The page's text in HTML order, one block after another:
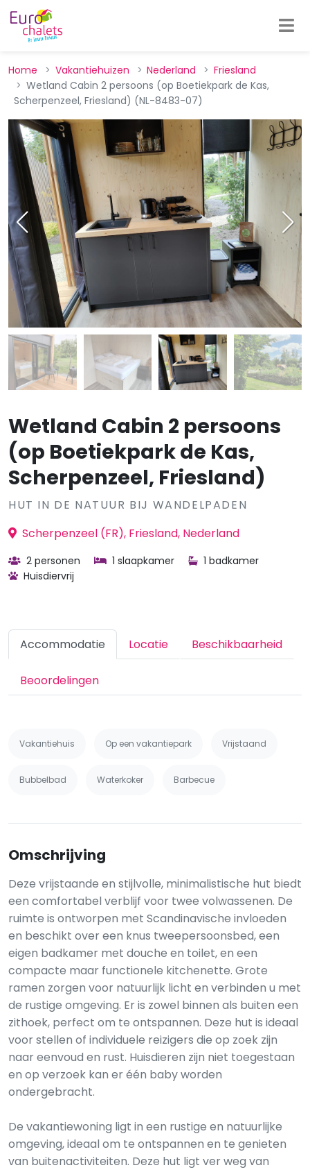
Home Vakantiehuizen Nederland
Friesland
Wetland Cabin 2 persoons (op Boetiekpark de Kas,
Scherpenzeel, Friesland) (NL-8483-07)
Wetland Cabin 2 persoons
(op Boetiekpark de Kas,
Scherpenzeel, Friesland)
HUT IN DE NATUUR BIJ WANDELPADEN
Scherpenzeel (FR), Friesland, Nederland
2 personen 1 slaapkamer
1 badkamer
Huisdiervrij
Accommodatie Locatie Beschikbaarheid
Beoordelingen
Vakantiehuis Op een vakantiepark Vrijstaand
Bubbelbad Waterkoker Barbecue
Omschrijving
Deze vrijstaande en stijlvolle, minimalistische hut biedt
een comfortabel verblijf voor twee volwassenen. De
ruimte is ontworpen met Scandinavische invloeden
en beschikt over een knus tweepersoonsbed, een
eigen badkamer met douche en toilet, en een
compacte maar functionele kitchenette. Grote
ramen zorgen voor natuurlijk licht en verbinden u met
de rustige omgeving. Er is zowel binnen als buiten een
zithoek, perfect om te ontspannen. Deze hut is ideaal
voor stellen of individuele reizigers die op zoek zijn
naar eenvoud en rust. Huisdieren zijn niet toegestaan
en op verzoek kan er één baby worden
ondergebracht.
De vakantiewoning ligt in een rustige en natuurlijke
omgeving, ideaal om te ontspannen en te genieten
van buitenactiviteiten. Deze hut ligt ver weg van